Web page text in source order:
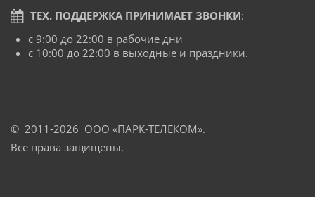
ТЕХ. ПОДДЕРЖКА ПРИНИМАЕТ ЗВОНКИ:
с 9:00 до 22:00 в рабочие дни
с 10:00 до 22:00 в выходные и праздники.
© 2011-2026 OOO «ПАРК-ТЕЛЕКОМ».
Все права защищены.